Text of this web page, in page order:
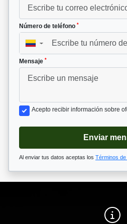
Número de teléfono *
▼
Mensaje *
Acepto recibir información sobre
Enviar
Al enviar tus datos aceptas los Términos